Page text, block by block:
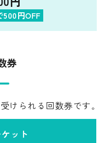
500円OFF
券
けられる回数券です｡
ット